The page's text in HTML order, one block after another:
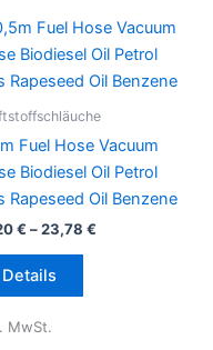
Fuel Hose Vacuum
Biodiesel Oil Petrol
Rapeseed Oil Benzene
€ –23,78 €
Details
Dieses
MwSt.